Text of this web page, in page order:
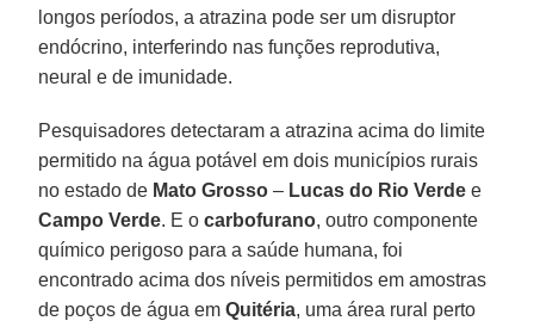
longos períodos, a atrazina pode ser um disruptor
endócrino, interferindo nas funções reprodutiva,
neural e de imunidade.
Pesquisadores detectaram a atrazina acima do limite
permitido na água potável em dois municípios rurais
no estado de Mato Grosso – Lucas do Rio Verde e
Campo Verde. E ocarbofurano, outro componente
químico perigoso para a saúde humana, foi
encontrado acima dos níveis permitidos em amostras
de poços de água emQuitéria, uma área rural perto